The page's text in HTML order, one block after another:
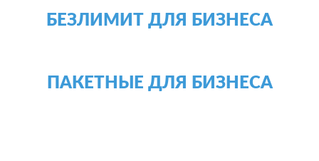
БЕЗЛИМИТ ДЛЯ БИЗНЕСА
ПАКЕТНЫЕ ДЛЯ БИЗНЕСА